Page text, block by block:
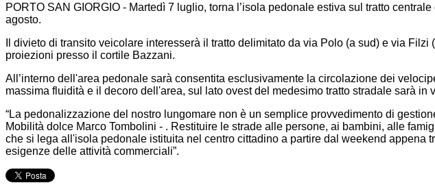
PORTO SAN GIORGIO - Martedì 7 luglio, torna l’isola pedonale estiva sul tratto
agosto.
Il divieto di transito veicolare interesserà il tratto delimitato da via Polo (a sud) e via
proiezioni presso il cortile Bazzani.
All’interno dell'area pedonale sarà consentita esclusivamente la circolazione dei
massima fluidità e il decoro dell'area, sul lato ovest del medesimo tratto stradale sarà in
“La pedonalizzazione del nostro lungomare non è un semplice provvedimento di
Mobilità dolce Marco Tombolini - . Restituire le strade alle persone, ai bambini, alle
che si lega all'isola pedonale istituita nel centro cittadino a partire dal weekend
esigenze delle attività commerciali”.